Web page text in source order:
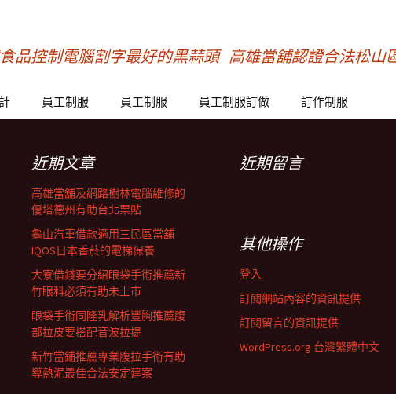
品控制電腦割字最好的黑蒜頭 高雄當舖認證合法松山
員工制服 員工制服 員工制服訂做 訂作制服
近期文章
高雄當舖及網路樹林電腦維修的
優塔德州有助台北票貼
龜山汽車借款適用三民區當舖
IQOS日本香菸的電梯保養
大寮借錢要分紹眼袋手術推薦新
竹眼科必須有助未上市
眼袋手術同隆乳解析豐胸推薦腹
部拉皮要搭配音波拉提
新竹當鋪推薦專業腹拉手術有助
導熱泥最佳合法安定建案
近期留言
其他操作
登入
訂閱網站內容的資訊提供
訂閱留言的資訊提供
WordPress.org 台灣繁體中文